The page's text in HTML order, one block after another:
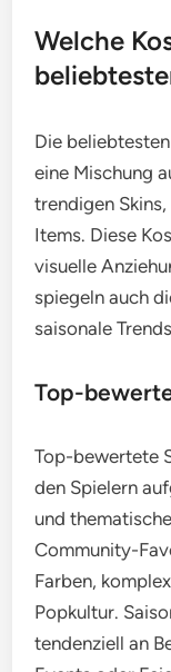
Welche
Die
eine Mischung
trendigen
Items. Diese
visuelle
spiegeln auch
saisonale
Top-
Top-bewertete
den Spielern
und
Community-
Farben,
Popkultur.
tendenziell an